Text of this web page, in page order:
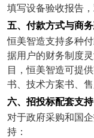
填写设备验收报告，
五、付款方式与商
恒美智造支持多种
据用户的财务制度
目，恒美智造可提
书、技术方案书、售
六、招投标配套支持
对于政府采购和国
持：